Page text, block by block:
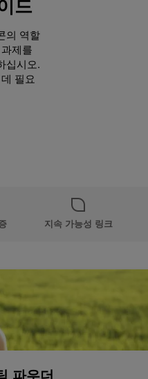
드
의 역할
제를
십시오.
필요
지속 가능성 링크
파우더